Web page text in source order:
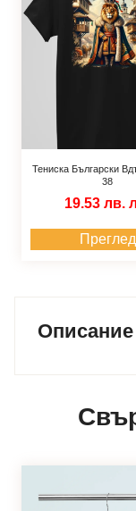
Тениска Български
38
19.53 лв.
Преглед
Описание